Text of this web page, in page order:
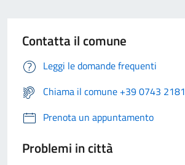
Contatta il comune
Leggi le domande frequenti
Chiama il comune +39 0743 2181
Prenota un appuntamento
Problemi in città